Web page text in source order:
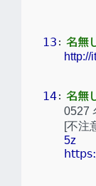
13 ： 名無
http://
14： 名無
0527
[不注
5z